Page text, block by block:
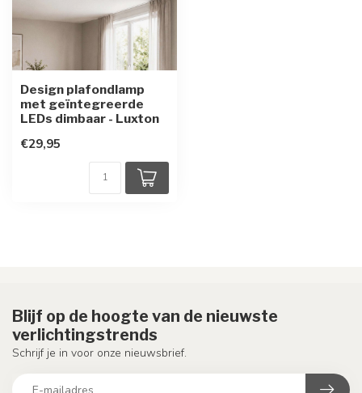
Design plafondlamp
met geïntegreerde
LEDs dimbaar - Luxton
€29,95
Blijf op de hoogte van de nieuwste
verlichtingstrends
Schrijf je in voor onze nieuwsbrief.